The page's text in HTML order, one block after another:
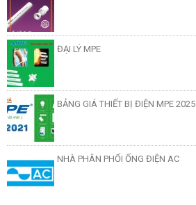
Máng đèn led baten 1m2 Comet
ĐẠI LÝ MPE
BẢNG GIÁ THIẾT BỊ ĐIỆN MPE 2025
NHÀ PHÂN PHỐI ỐNG ĐIỆN AC